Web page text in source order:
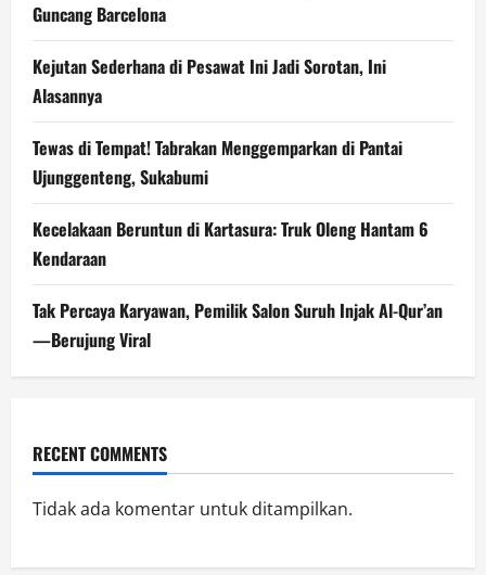
Guncang Barcelona
Kejutan Sederhana di Pesawat Ini Jadi Sorotan, Ini
Alasannya
Tewas di Tempat! Tabrakan Menggemparkan di Pantai
Ujunggenteng, Sukabumi
Kecelakaan Beruntun di Kartasura: Truk Oleng Hantam 6
Kendaraan
Tak Percaya Karyawan, Pemilik Salon Suruh Injak Al-Qur’an
—Berujung Viral
RECENT COMMENTS
Tidak ada komentar untuk ditampilkan.